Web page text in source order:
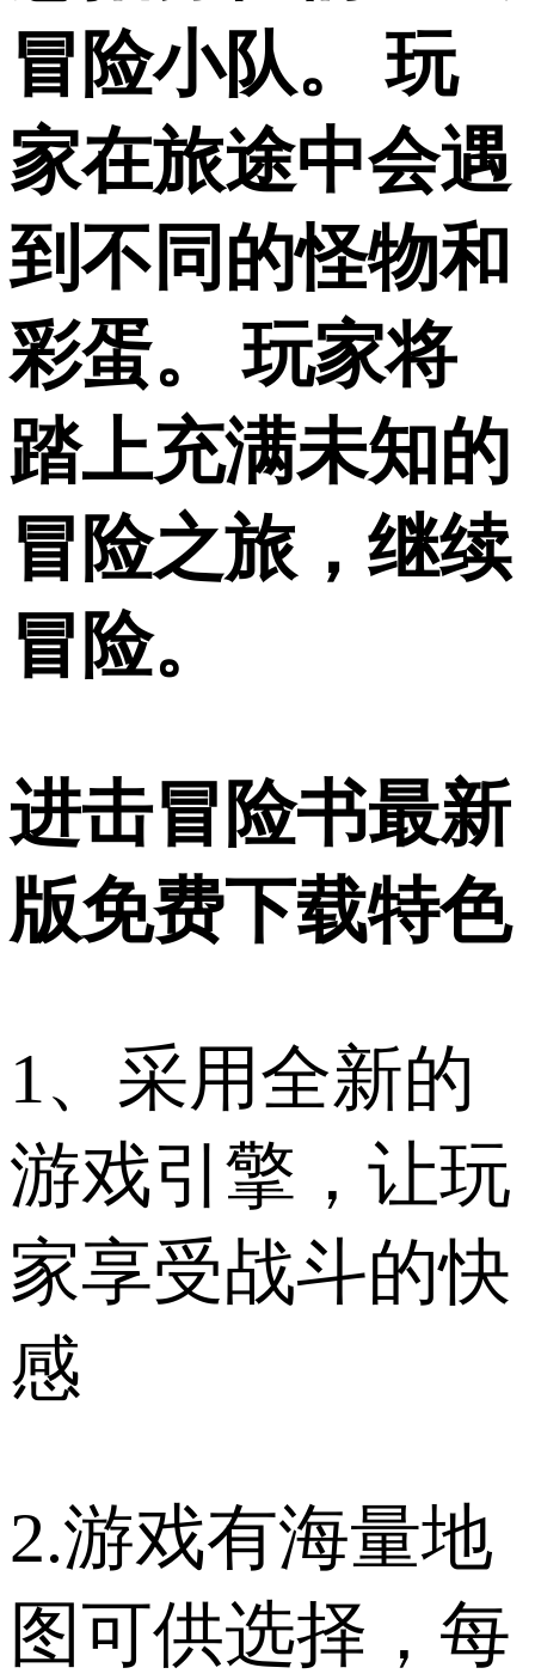
冒险小队。 玩
家在旅途中会遇
到不同的怪物和
彩蛋。 玩家将
踏上充满未知的
冒险之旅，继续
冒险。
进击冒险书最新
版免费下载特色
1、采用全新的
游戏引擎，让玩
家享受战斗的快
感
2.游戏有海量地
图可供选择，每